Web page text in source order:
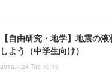
【自由研究・地学】地震の
しよう（中学生向け）
2018.7.24 Tue 10:15